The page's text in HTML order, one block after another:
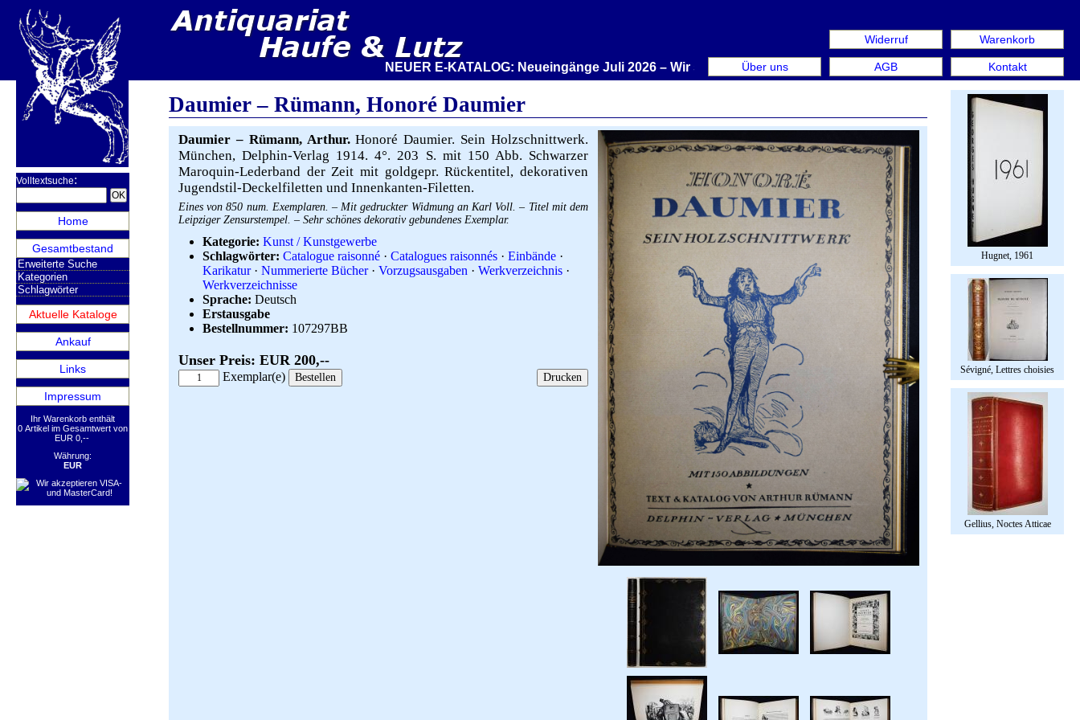
Warenkorb
Kontakt
Widerruf
AGB
Über uns
NEUER E-KATALOG: Neueingänge Juli 2026 – Wir stellen aus: Rare Book Week Berlin. Internationale Messe für
Volltextsuche:
Home
Gesamtbestand
Erweiterte Suche
Kategorien
Schlagwörter
Aktuelle Kataloge
Ankauf
Links
Impressum
Ihr Warenkorb enthält
0 Artikel im Gesamtwert von
EUR 0,--
Währung:
EUR
Hugnet, 1961
Sévigné, Lettres choisies
Gellius, Noctes Atticae
Daumier – Rümann, Honoré Daumier
Daumier – Rümann, Arthur.Honoré Daumier. Sein Holzschnittwerk.
München, Delphin-Verlag 1914. 4°. 203 S. mit 150 Abb. Schwarzer
Maroquin-Lederband der Zeit mit goldgepr. Rückentitel, dekorativen
Jugendstil-Deckelfiletten und Innenkanten-Filetten.
Eines von 850 num. Exemplaren. – Mit gedruckter Widmung an Karl Voll. – Titel mit dem
Leipziger Zensurstempel. – Sehr schönes dekorativ gebundenes Exemplar.
Kategorie: Kunst / Kunstgewerbe
Schlagwörter: Catalogue raisonné · Catalogues raisonnés · Einbände ·
Karikatur· Nummerierte Bücher· Vorzugsausgaben · Werkverzeichnis ·
Werkverzeichnisse
Sprache: Deutsch
Erstausgabe
Bestellnummer: 107297BB
Unser Preis: EUR 200,--
Exemplar(e)